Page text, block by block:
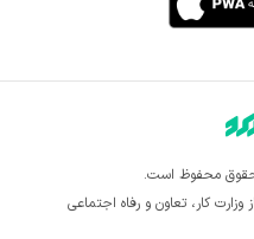
وزارت کار، تعاون و رفاه اجتماعی